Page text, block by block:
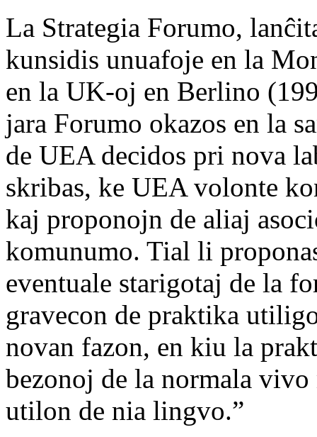
La Strategia Forumo,
kunsidis unuafoje en la
en la UK-oj en Berlino
jara Forumo okazos en la
de UEA decidos pri nova
skribas, ke UEA volonte
kaj proponojn de aliaj
komunumo. Tial li
eventuale starigotaj de la
gravecon de praktika
novan fazon, en kiu la
bezonoj de la normala
utilon de nia lingvo.”